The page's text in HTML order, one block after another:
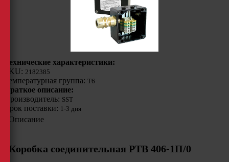
Технические характеристики:
SKU: 2182385
Температурная группа: Т6
Краткое описание:
Производитель: SST
Срок поставки: 1-3 дня
Описание
Коробка соединительная РТВ 406-1П/0